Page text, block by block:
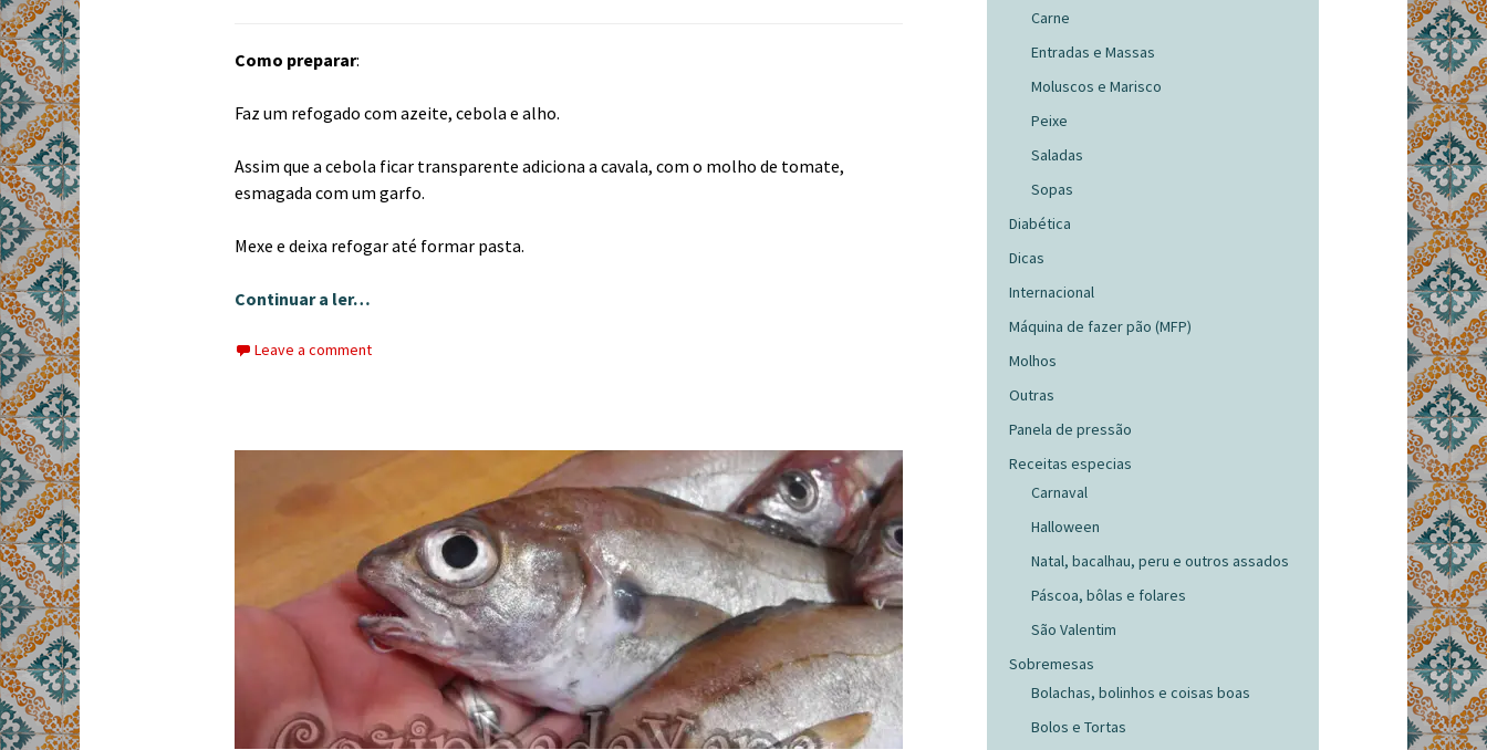
Como preparar:
Faz um refogado com azeite, cebola e alho.
Assim que a cebola ficar transparente adiciona a cavala, com o molho de tomate,
esmagada com um garfo.
Mexe e deixa refogar até formar pasta.
Continuar a ler…
Leave a comment
Carne
Entradas e Massas
Moluscos e Marisco
Peixe
Saladas
Sopas
Diabética
Dicas
Internacional
Máquina de fazer pão (MFP)
Molhos
Outras
Panela de pressão
Receitas especias
Carnaval
Halloween
Natal, bacalhau, peru e outros assados
Páscoa, bôlas e folares
São Valentim
Sobremesas
Bolachas, bolinhos e coisas boas
Bolos e Tortas